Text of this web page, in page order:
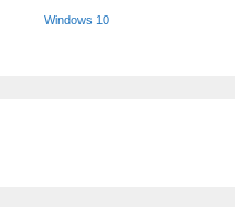
Windows 10